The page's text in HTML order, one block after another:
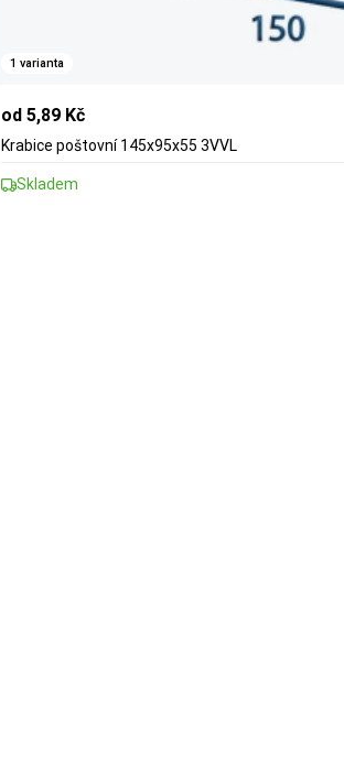
1 varianta
od 5,89 Kč
Krabice poštovní 145x95x55 3VVL
Skladem